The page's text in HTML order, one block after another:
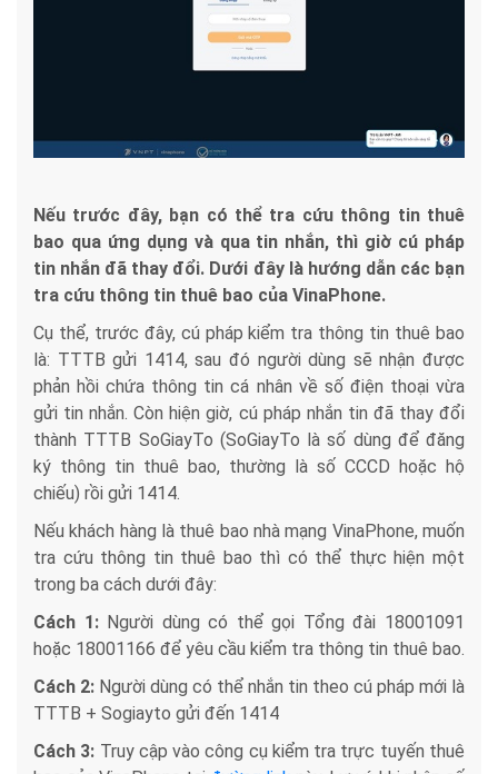
Nếu trước đây, bạn có thể tra cứu thông tin thuê
bao qua ứng dụng và qua tin nhắn, thì giờ cú pháp
tin nhắn đã thay đổi. Dưới đây là hướng dẫn các bạn
tra cứu thông tin thuê bao của VinaPhone.
Cụ thể, trước đây, cú pháp kiểm tra thông tin thuê bao
là: TTTB gửi 1414, sau đó người dùng sẽ nhận được
phản hồi chứa thông tin cá nhân về số điện thoại vừa
gửi tin nhắn. Còn hiện giờ, cú pháp nhắn tin đã thay đổi
thành TTTB SoGiayTo (SoGiayTo là số dùng để đăng
ký thông tin thuê bao, thường là số CCCD hoặc hộ
chiếu) rồi gửi 1414.
Nếu khách hàng là thuê bao nhà mạng VinaPhone, muốn
tra cứu thông tin thuê bao thì có thể thực hiện một
trong ba cách dưới đây:
Cách 1: Người dùng có thể gọi Tổng đài 18001091
hoặc 18001166 để yêu cầu kiểm tra thông tin thuê bao.
Cách 2: Người dùng có thể nhắn tin theo cú pháp mới là
TTTB + Sogiayto gửi đến 1414
Cách 3: Truy cập vào công cụ kiểm tra trực tuyến thuê